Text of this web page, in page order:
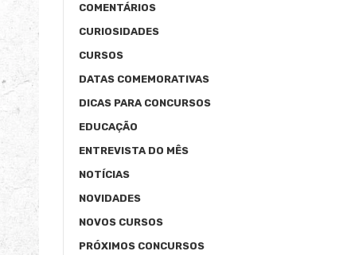
COMENTÁRIOS
CURIOSIDADES
CURSOS
DATAS COMEMORATIVAS
DICAS PARA CONCURSOS
EDUCAÇÃO
ENTREVISTA DO MÊS
NOTÍCIAS
NOVIDADES
NOVOS CURSOS
PRÓXIMOS CONCURSOS